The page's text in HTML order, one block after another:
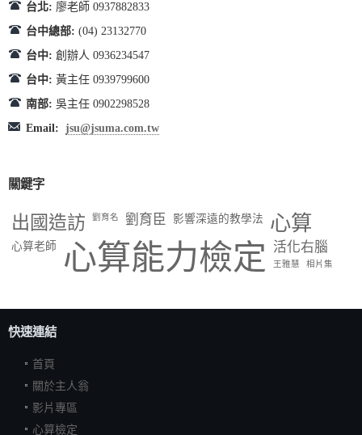
台北: 廖老師 0937882833
台中總部: (04) 23132770
台中: 創辦人 0936234547
台中: 黃主任 0939799600
南部: 吳主任 0902298528
Email: jsu@jsuma.com.tw
關鍵字
出國造訪 劉育名 劉育臣 影響深遠的教學法 心算
心算老師 心算能力檢定 活化右腦
王雅慧 相片集
快速連結
首頁
關於主人翁
影片專區
心算檢定